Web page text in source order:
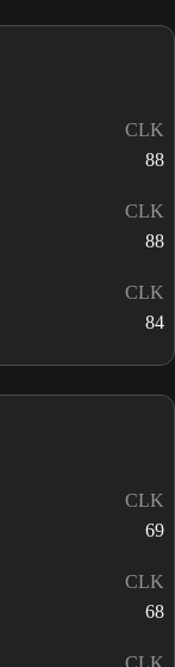
CLK
88
CLK
88
CLK
84
CLK
69
CLK
68
CLK